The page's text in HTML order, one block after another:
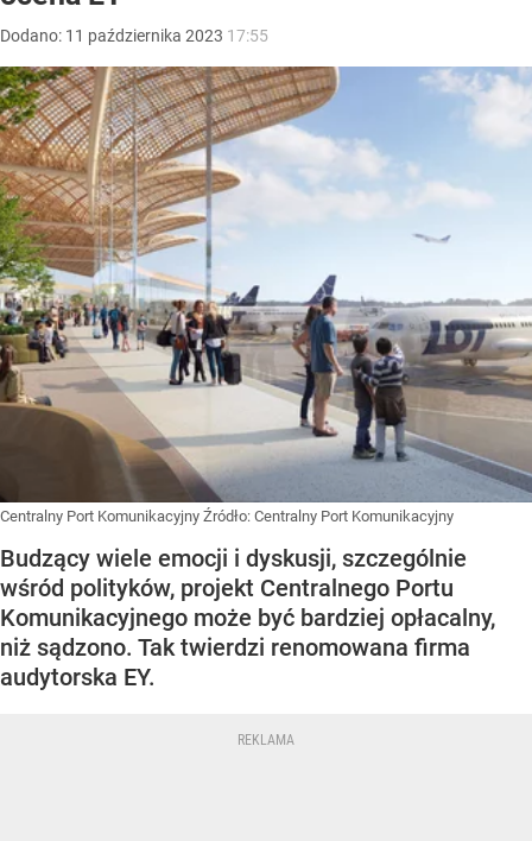
Dodano: 11 października 2023 17:55
Centralny Port Komunikacyjny Źródło: Centralny Port Komunikacyjny
Budzący wiele emocji i dyskusji, szczególnie
wśród polityków, projekt Centralnego Portu
Komunikacyjnego może być bardziej opłacalny,
niż sądzono. Tak twierdzi renomowana firma
audytorska EY.